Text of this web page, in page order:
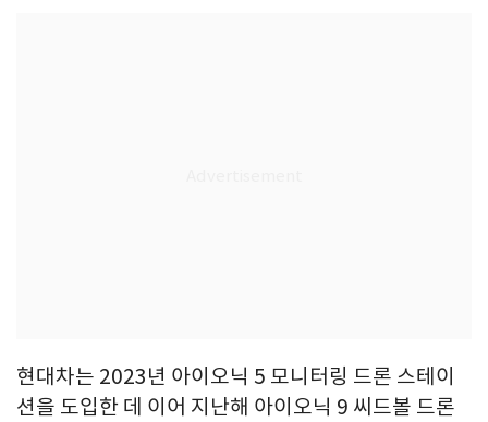
현대차는 2023년 아이오닉 5 모니터링 드론 스테이
션을 도입한 데 이어 지난해 아이오닉 9 씨드볼 드론